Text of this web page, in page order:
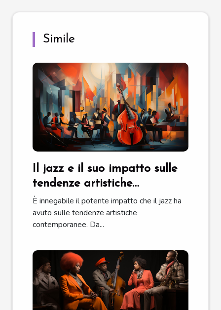
Simile
Il jazz e il suo impatto sulle
tendenze artistiche
contemporanee
È innegabile il potente impatto che il jazz ha
avuto sulle tendenze artistiche
contemporanee. Da...